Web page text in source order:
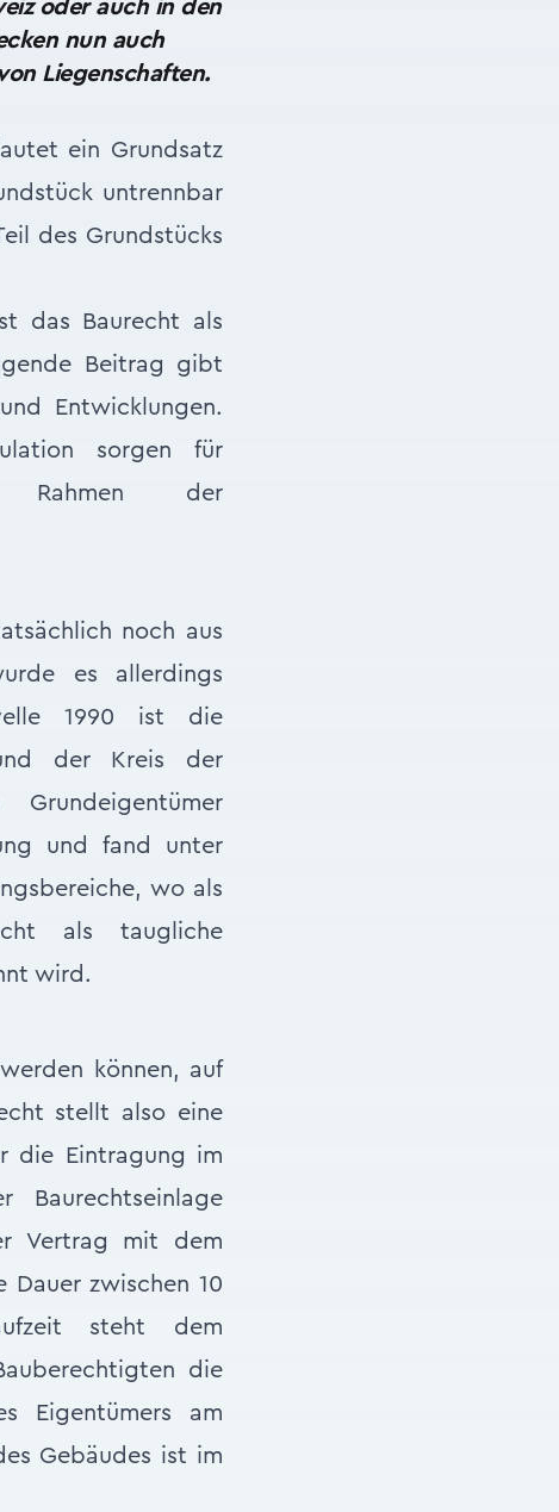
oder auch in den
nun auch
Liegenschaften.
ein Grundsatz
untrennbar
des Grundstücks
das Baurecht als
Beitrag gibt
Entwicklungen.
sorgen für
Rahmen der
noch aus
es allerdings
1990 ist die
der Kreis der
und fand unter
wo als
als taugliche
wird.
können, auf
stellt also eine
die Eintragung im
Vertrag mit dem
Dauer zwischen 10
steht dem
die
Eigentümers am
Gebäudes ist im